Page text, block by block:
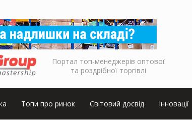
Портал топ-менеджерів оптової
та роздрібної торгівлі
Топи про ринок Світовий досвід Інновації